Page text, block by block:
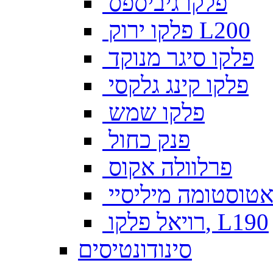
פלקו ירוק L200
פלקו סיגר מנוקד
פלקו קינג גלקסי
פלקו שמש
פנק כחול
פרלוולה אקוס
מיליסיי
רויאל פלקו, L190
סינודונטיסים